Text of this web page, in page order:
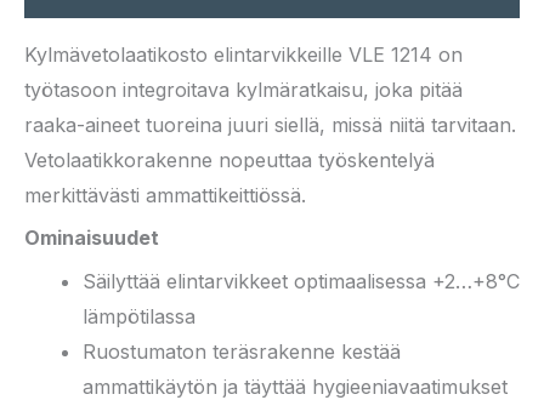
Kylmävetolaatikosto elintarvikkeille VLE 1214 on
työtasoon integroitava kylmäratkaisu, joka pitää
raaka-aineet tuoreina juuri siellä, missä niitä tarvitaan.
Vetolaatikkorakenne nopeuttaa työskentelyä
merkittävästi ammattikeittiössä.
Ominaisuudet
Säilyttää elintarvikkeet optimaalisessa +2…+8°C
lämpötilassa
Ruostumaton teräsrakenne kestää
ammattikäytön ja täyttää hygieeniavaatimukset